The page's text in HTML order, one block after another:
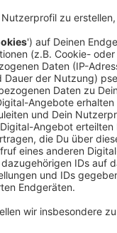
Gründe für die
Anzeige
Düsseldorf muss
beschlossen, die
Platz für
darauf nun noch
Bauarbeitenan.